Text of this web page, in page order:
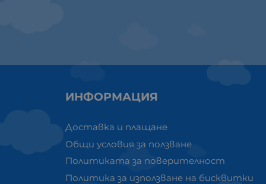
ИНФОРМАЦИЯ
Доставка и плащане
Общи условия за ползване
Политиката за поверителност
Политика за използване на бисквитки